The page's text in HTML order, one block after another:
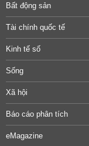
Bất động sản
Tài chính quốc tế
Kinh tế số
Sống
Xã hội
Báo cáo phân tích
eMagazine